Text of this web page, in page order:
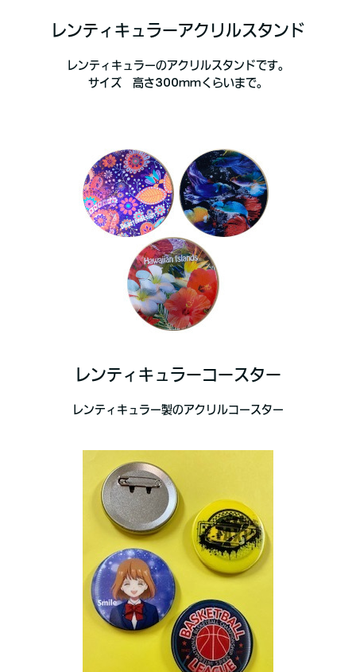
レンティキュラーアクリルスタンド
レンティキュラーのアクリルスタンドです。
サイズ 高さ300ｍｍくらいまで。
レンティキュラーコースター
レンティキュラー製のアクリルコースター